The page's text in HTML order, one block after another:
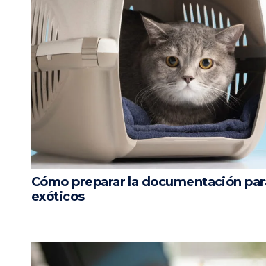
Cómo preparar la documentación
exóticos